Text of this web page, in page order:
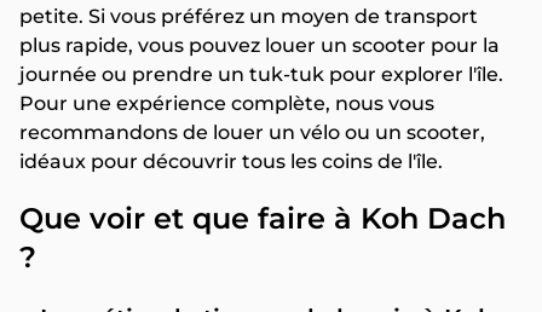
petite. Si vous préférez un moyen de transport
plus rapide, vous pouvez louer un scooter pour la
journée ou prendre un tuk-tuk pour explorer l'île.
Pour une expérience complète, nous vous
recommandons de louer un vélo ou un scooter,
idéaux pour découvrir tous les coins de l'île.
Que voir et que faire à Koh Dach
?